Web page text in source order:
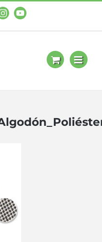
YouTube